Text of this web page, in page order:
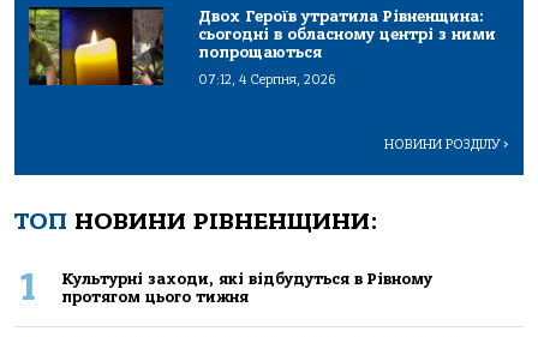
Двох Героїв утратила Рівненщина:
сьогодні в обласному центрі з ними
попрощаються
07:12, 4 Серпня, 2026
НОВИНИ РОЗДІЛУ>
ТОП НОВИНИ РІВНЕНЩИНИ:
1
Культурні заходи, які відбудуться в Рівному
протягом цього тижня